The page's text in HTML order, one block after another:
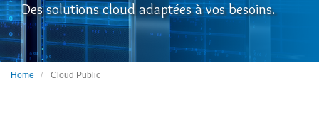
Des solutions cloud adaptées à vos besoins.
Home Cloud Public